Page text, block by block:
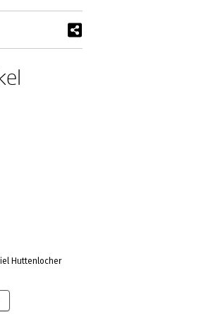
Huttenlocher